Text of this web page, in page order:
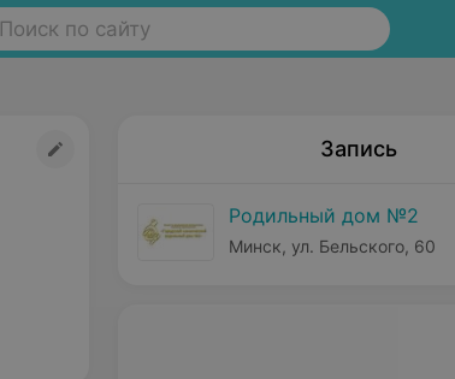
Поиск по сайту
Запись
Родильный дом №2
Минск, ул. Бельского, 60